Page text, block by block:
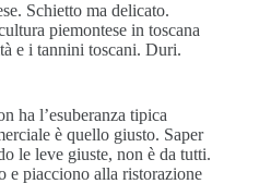
Schietto ma delicato.
piemontese in toscana
e i tannini toscani. Duri.
ha l’esuberanza tipica
è quello giusto. Saper
le leve giuste, non è da tutti.
piacciono alla ristorazione